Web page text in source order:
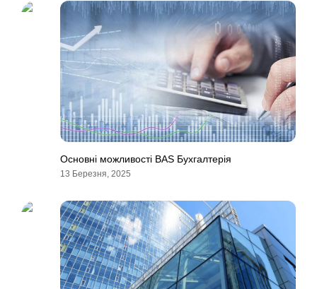
Основні можливості BAS Бухгалтерія
13 Березня, 2025